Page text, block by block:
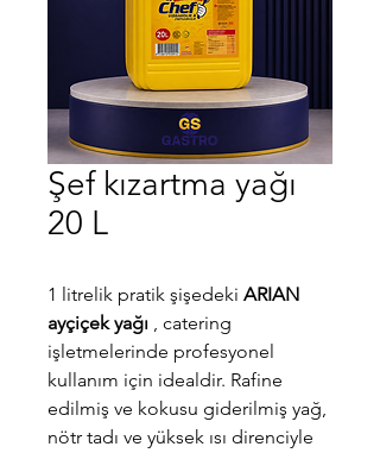
Şef kızartma yağı
20 L
1 litrelik pratik şişedeki ARIAN
ayçiçek yağı , catering
işletmelerinde profesyonel
kullanım için idealdir. Rafine
edilmiş ve kokusu giderilmiş yağ,
nötr tadı ve yüksek ısı direnciyle